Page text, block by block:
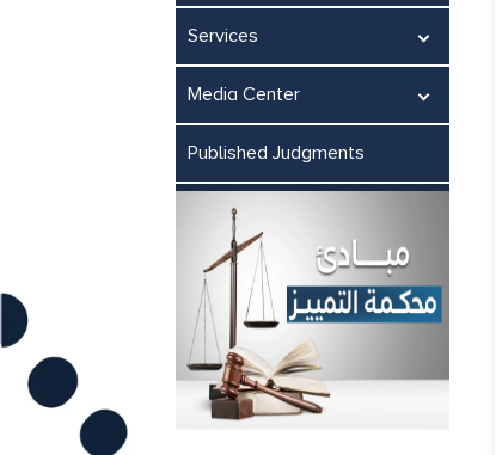
Services
Media Center
Published Judgments